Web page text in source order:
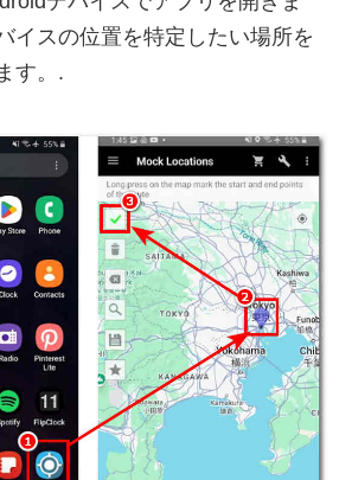
イスの位置を特定したい場所を
す。.